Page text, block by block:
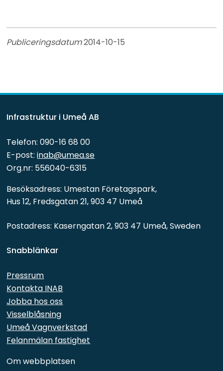
Publiceringsdatum 2014-10-15
Infrastruktur i Umeå AB
Telefon: 090-16 68 00
E-post: inab@umea.se
Org.nr: 556040-6315
Besöksadress: Umestan Företagspark,
Hus 12, Fredsgatan 21, 903 47 Umeå
Postadress: Kaserngatan 2, 903 47 Umeå, Sweden
Snabblänkar
Pressrum
Kontakta INAB
Jobba hos oss
Visselblåsning
Umeå Vagnverkstad
Felanmälan fastighet
Om webbplatsen